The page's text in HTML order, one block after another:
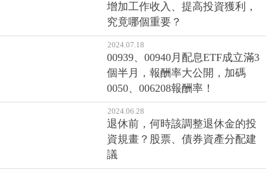
增加工作收入、提高投資獲利，
究竟哪個重要？
2024.07.18
00939、00940月配息ETF成立滿3
個半月，報酬率大公開，加碼
0050、006208報酬率！
2024.06.28
退休前，何時該調整退休金的投
資規畫？股票、債券資產分配建
議